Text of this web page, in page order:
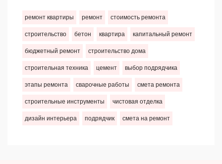
ремонт квартиры ремонт стоимость ремонта
строительство бетон квартира капитальный ремонт
бюджетный ремонт строительство дома
строительная техника цемент выбор подрядчика
этапы ремонта сварочные работы смета ремонта
строительные инструменты чистовая отделка
дизайн интерьера подрядчик смета на ремонт